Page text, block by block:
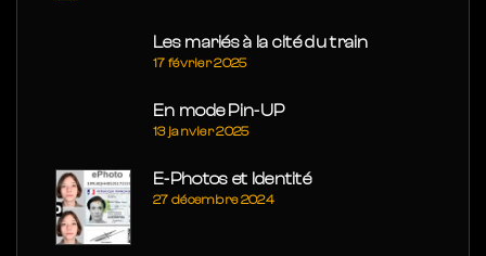
Les mariés à la cité du train
17 février 2025
En mode Pin-UP
13 janvier 2025
E-Photos et Identité
27 décembre 2024